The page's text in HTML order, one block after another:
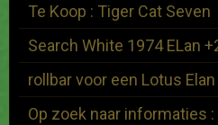
Te Koop : Tiger Cat Seven
Search White 1974 ELan
rollbar voor een Lotus
Op zoek naar informaties